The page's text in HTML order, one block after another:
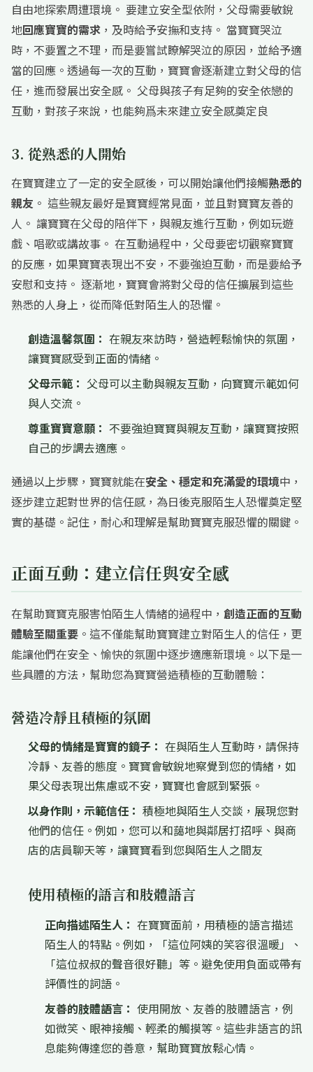
自由地探索周遭環境。 要建立安全型依附，父母需要敏銳
地回應寶寶的需求 ，及時給予安撫和支持。 當寶寶哭泣
時，不要置之不理，而是要嘗試瞭解哭泣的原因，並給予適
當的回應。透過每一次的互動，寶寶會逐漸建立對父母的信
任，進而發展出安全感。 父母與孩子有足夠的安全依戀的
互動，對孩子來說，也能夠爲未來建立安全感奠定良
3. 從熟悉的人開始
在寶寶建立了一定的安全感後，可以開始讓他們接觸熟悉的
親友 。 這些親友最好是寶寶經常見面，並且對寶寶友善的
人。 讓寶寶在父母的陪伴下，與親友進行互動，例如玩遊
戲、唱歌或講故事。 在互動過程中，父母要密切觀察寶寶
的反應，如果寶寶表現出不安，不要強迫互動，而是要給予
安慰和支持。 逐漸地，寶寶會將對父母的信任擴展到這些
熟悉的人身上，從而降低對陌生人的恐懼。
創造溫馨氛圍： 在親友來訪時，營造輕鬆愉快的氛圍，
讓寶寶感受到正面的情緒。
父母示範： 父母可以主動與親友互動，向寶寶示範如何
與人交流。
尊重寶寶意願： 不要強迫寶寶與親友互動，讓寶寶按照
自己的步調去適應。
通過以上步驟，寶寶就能在安全、穩定和充滿愛的環境中，
逐步建立起對世界的信任感，為日後克服陌生人恐懼奠定堅
實的基礎。記住，耐心和理解是幫助寶寶克服恐懼的關鍵。
正面互動：建立信任與安全感
在幫助寶寶克服害怕陌生人情緒的過程中， 創造正面的互動
體驗至關重要 。這不僅能幫助寶寶建立對陌生人的信任，更
能讓他們在安全、愉快的氛圍中逐步適應新環境。以下是一
些具體的方法，幫助您為寶寶營造積極的互動體驗：
營造冷靜且積極的氛圍
父母的情緒是寶寶的鏡子： 在與陌生人互動時，請保持
冷靜、友善的態度。寶寶會敏銳地察覺到您的情緒，如
果父母表現出焦慮或不安，寶寶也會感到緊張。
以身作則，示範信任： 積極地與陌生人交談，展現您對
他們的信任。例如，您可以和藹地與鄰居打招呼、與商
店的店員聊天等，讓寶寶看到您與陌生人之間友
使用積極的語言和肢體語言
正向描述陌生人： 在寶寶面前，用積極的語言描述
陌生人的特點。例如，「這位阿姨的笑容很溫暖」、
「這位叔叔的聲音很好聽」等。避免使用負面或帶有
評價性的詞語。
友善的肢體語言： 使用開放、友善的肢體語言，例
如微笑、眼神接觸、輕柔的觸摸等。這些非語言的訊
息能夠傳達您的善意，幫助寶寶放鬆心情。